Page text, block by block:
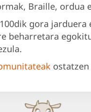
Braille, ordua
gora
beharretara